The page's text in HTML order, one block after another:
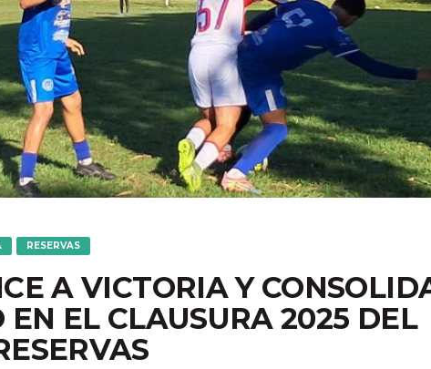
RESERVAS
A VICTORIA Y
EN EL CLAUSURA 2025 DEL